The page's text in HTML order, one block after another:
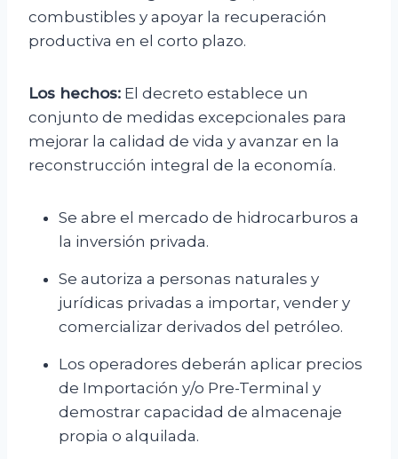
combustibles y apoyar la recuperación
productiva en el corto plazo.
Los hechos: El decreto establece un
conjunto de medidas excepcionales para
mejorar la calidad de vida y avanzar en la
reconstrucción integral de la economía.
Se abre el mercado de hidrocarburos a
la inversión privada.
Se autoriza a personas naturales y
jurídicas privadas a importar, vender y
comercializar derivados del petróleo.
Los operadores deberán aplicar precios
de Importación y/o Pre-Terminal y
demostrar capacidad de almacenaje
propia o alquilada.